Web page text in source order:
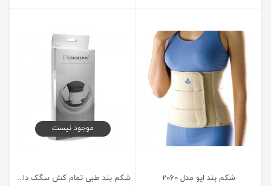
شکم بند اپو مدل 2060
موجود نیست
شکم بند طبی تمام کش سگک دار پاک سمن سایزSmall